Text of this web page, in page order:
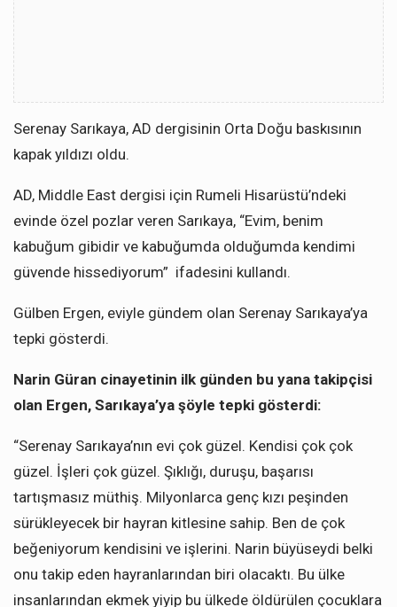
Serenay Sarıkaya, AD dergisinin Orta Doğu baskısının
kapak yıldızı oldu.
AD, Middle East dergisi için Rumeli Hisarüstü’ndeki
evinde özel pozlar veren Sarıkaya, “Evim, benim
kabuğum gibidir ve kabuğumda olduğumda kendimi
güvende hissediyorum” ifadesini kullandı.
Gülben Ergen, eviyle gündem olan Serenay Sarıkaya’ya
tepki gösterdi.
Narin Güran cinayetinin ilk günden bu yana takipçisi
olan Ergen, Sarıkaya’ya şöyle tepki gösterdi:
“Serenay Sarıkaya’nın evi çok güzel. Kendisi çok çok
güzel. İşleri çok güzel. Şıklığı, duruşu, başarısı
tartışmasız müthiş. Milyonlarca genç kızı peşinden
sürükleyecek bir hayran kitlesine sahip. Ben de çok
beğeniyorum kendisini ve işlerini. Narin büyüseydi belki
onu takip eden hayranlarından biri olacaktı. Bu ülke
insanlarından ekmek yiyip bu ülkede öldürülen çocuklara